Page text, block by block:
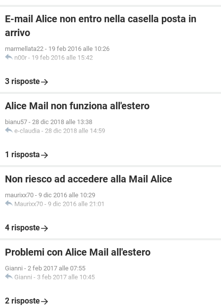
E-mail Alice non entro nella casella posta in
arrivo
marmellata22 - 19 feb 2016 alle 10:26
n00r - 19 feb 2016 alle 15:42
3 risposte
Alice Mail non funziona all'estero
bianu57 - 28 dic 2018 alle 13:38
e-claudia - 28 dic 2018 alle 14:59
1 risposta
Non riesco ad accedere alla Mail Alice
maurixx70 - 9 dic 2016 alle 10:29
Maurixx70 - 9 dic 2016 alle 21:01
4 risposte
Problemi con Alice Mail all'estero
Gianni - 2 feb 2017 alle 07:55
Gianni - 3 feb 2017 alle 10:45
2 risposte